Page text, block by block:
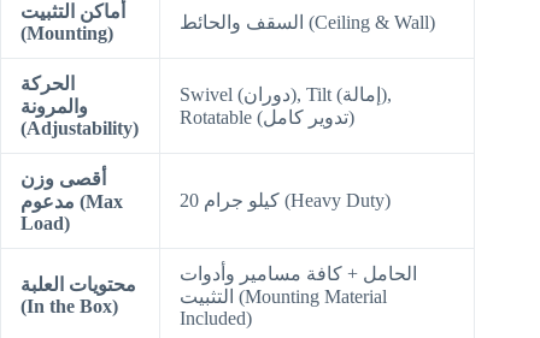
أماكن التثبيت
(Mounting)
السقف والحائط (Ceiling & Wall)
الحركة
والمرونة
(Adjustability)
Swivel (دوران), Tilt (إمالة),
Rotatable (تدوير كامل)
أقصى وزن
مدعوم (Max
Load)
20 كيلو جرام (Heavy Duty)
محتويات العلبة
(In the Box)
الحامل + كافة مسامير وأدوات
التثبيت (Mounting Material
Included)